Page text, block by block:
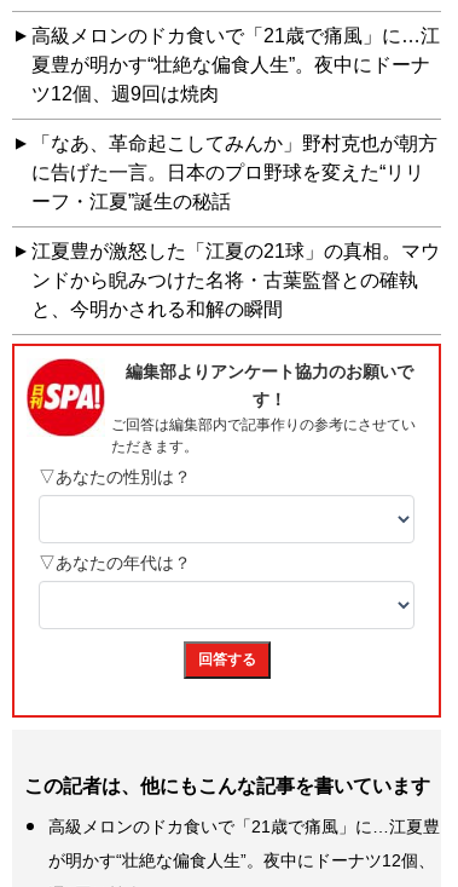
高級メロンのドカ食いで「21歳で痛風」に…江
夏豊が明かす“壮絶な偏食人生”。夜中にドーナ
ツ12個、週9回は焼肉
「なあ、革命起こしてみんか」野村克也が朝方
に告げた一言。日本のプロ野球を変えた“リリ
ーフ・江夏”誕生の秘話
江夏豊が激怒した「江夏の21球」の真相。マウ
ンドから睨みつけた名将・古葉監督との確執
と、今明かされる和解の瞬間
この記者は、他にもこんな記事を書いています
高級メロンのドカ食いで「21歳で痛風」に…江夏豊
が明かす“壮絶な偏食人生”。夜中にドーナツ12個、